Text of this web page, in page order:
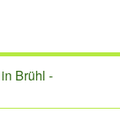
Brühl -